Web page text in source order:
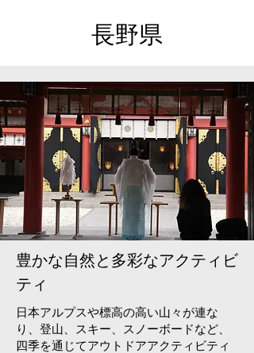
長野県
豊かな自然と多彩なアクティビ
ティ
日本アルプスや標高の高い山々が連な
り、登山、スキー、スノーボードなど、
四季を通じてアウトドアアクティビティ